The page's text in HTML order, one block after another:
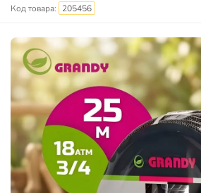
Код товара: 205456